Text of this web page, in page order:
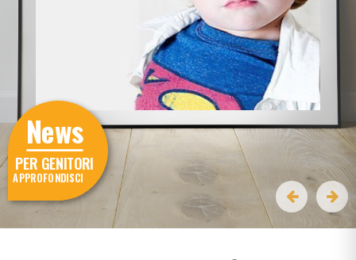
News
PER GENITORI
APPROFONDISCI